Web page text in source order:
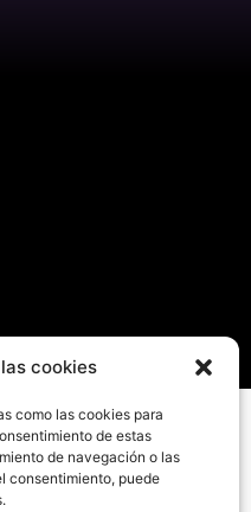
cookies
como las cookies para
de estas
de navegación o las
consentimiento, puede